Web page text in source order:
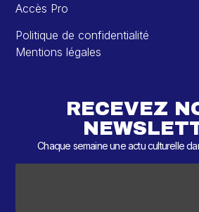
Accès Pro
Politique de confidentialité
Mentions légales
RECEVEZ
Chaque semaine une actu culturelle